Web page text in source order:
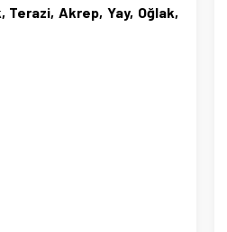
Terazi, Akrep, Yay, Oğlak,